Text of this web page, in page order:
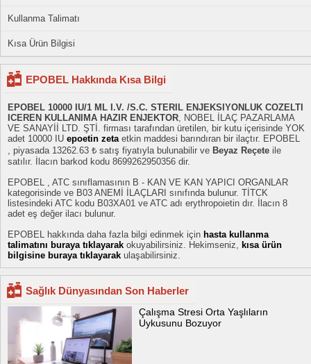
Kullanma Talimatı
Kısa Ürün Bilgisi
EPOBEL Hakkında Kısa Bilgi
EPOBEL 10000 IU/1 ML I.V. /S.C. STERIL ENJEKSIYONLUK COZELTI
ICEREN KULLANIMA HAZIR ENJEKTOR, NOBEL İLAÇ PAZARLAMA
VE SANAYİİ LTD. ŞTİ. firması tarafından üretilen, bir kutu içerisinde YOK
adet 10000 IU epoetin zetaetkin maddesi barındıran bir ilaçtır. EPOBEL
, piyasada 13262.63 ₺ satış fiyatıyla bulunabilir ve Beyaz Reçete ile
satılır. İlacın barkod kodu 8699262950356 dir.
EPOBEL , ATC sınıflamasının B - KAN VE KAN YAPICI ORGANLAR
kategorisinde ve B03 ANEMİ İLAÇLARI sınıfında bulunur. TİTCK
listesindeki ATC kodu B03XA01 ve ATC adı erythropoietin dır. İlacın 8
adet eş değer ilacı bulunur.
EPOBEL hakkında daha fazla bilgi edinmek için hasta kullanma
talimatını buraya tıklayarak okuyabilirsiniz. Hekimseniz, kısa ürün
bilgisine buraya tıklayarak ulaşabilirsiniz.
Sağlık Dünyasından Son Haberler
Çalışma Stresi Orta Yaşlıların
Uykusunu Bozuyor